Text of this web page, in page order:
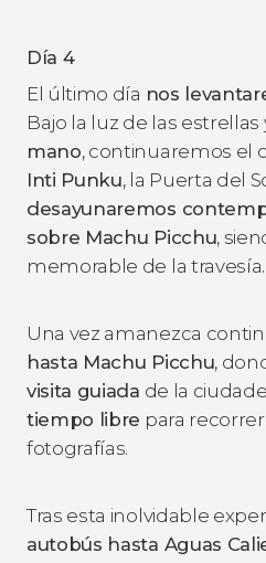
Día 4
El último día nos
Bajo la luz de las estrellas
mano, continuaremos el
Inti Punku, la Puerta del
desayunaremos
sobre Machu Picchu,
memorable de la travesía.
Una vez amanezca
hasta Machu Picchu,
visita guiada de la
tiempo libre para
fotografías.
Tras esta inolvidable
autobús hasta Aguas